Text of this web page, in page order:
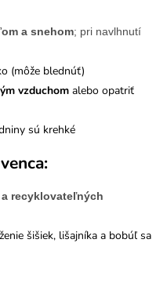
a snehom; pri navlhnutí
(môže blednúť)
vzduchom alebo opatriť
sú krehké
recyklovateľných
šišiek, lišajníka a bobúľ sa